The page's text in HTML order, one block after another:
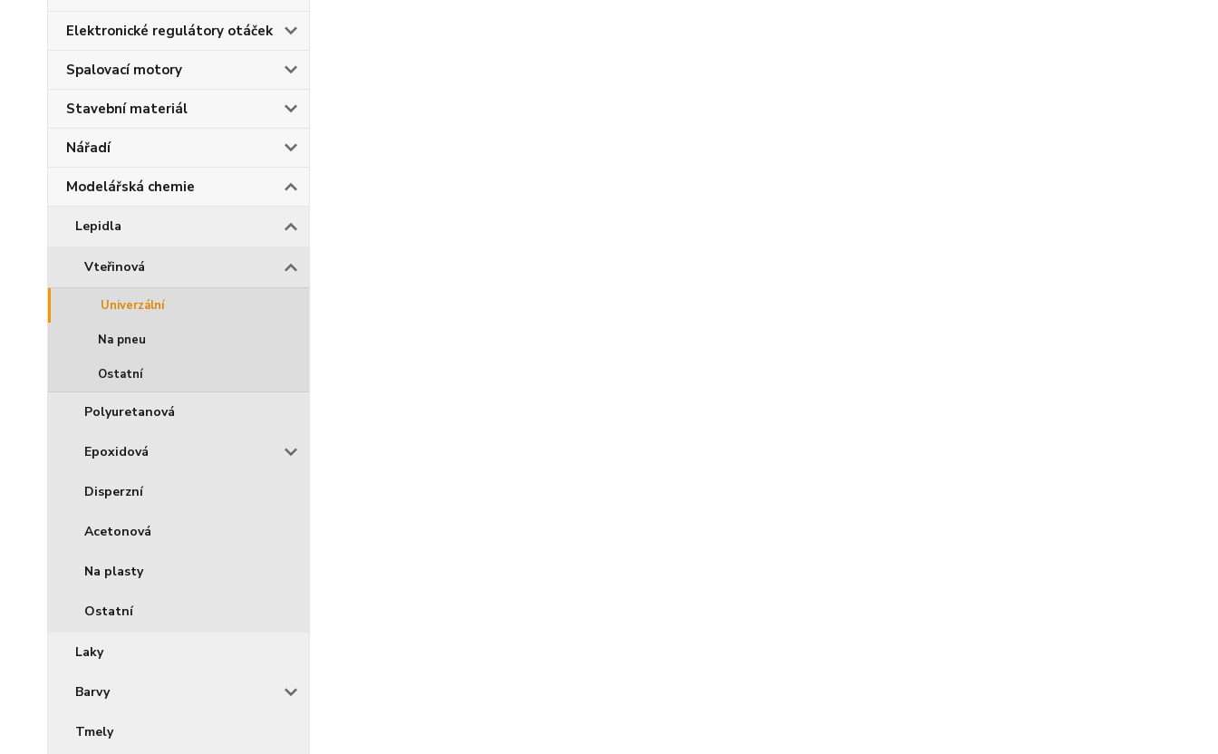
Elektronické regulátory otáček
Spalovací motory
Stavební materiál
Nářadí
Modelářská chemie
Lepidla
Vteřinová
Univerzální
Na pneu
Ostatní
Polyuretanová
Epoxidová
Disperzní
Acetonová
Na plasty
Ostatní
Laky
Barvy
Tmely